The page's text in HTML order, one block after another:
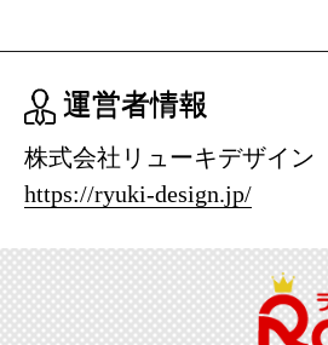
運営者情報
株式会社リューキデザイン
https://ryuki-design.jp/